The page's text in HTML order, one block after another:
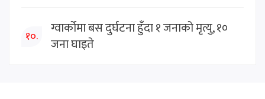
१०.
ग्वार्कोमा बस दुर्घटना हुँदा १ जनाको मृत्यु, १०
जना घाइते